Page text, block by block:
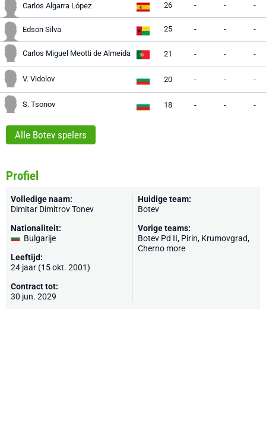
Carlos Algarra López 26 - - -
Edson Silva 25 - - -
Carlos Miguel Meotti de Almeida 21 - - -
V. Vidolov 20 - - -
S. Tsonov 18 - - -
Alle Botev spelers
Profiel
Volledige naam:
Dimitar Dimitrov Tonev
Nationaliteit:
Bulgarije
Leeftijd:
24 jaar (15 okt. 2001)
Contract tot:
30 jun. 2029
Huidige team:
Botev
Vorige teams:
Botev Pd II, Pirin, Krumovgrad,
Cherno more